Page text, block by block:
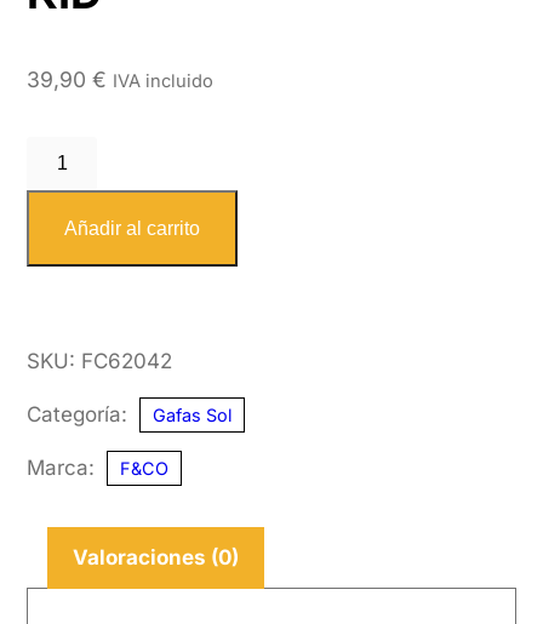
39,90€ IVA incluido
F&CO
6204
cantidad
Añadir al carrito
SKU: FC62042
Categoría: Gafas Sol
Marca: F&CO
Valoraciones (0)